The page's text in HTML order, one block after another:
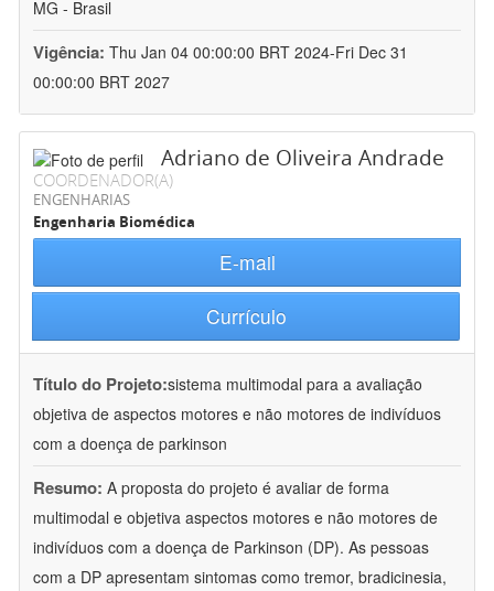
MG - Brasil
Vigência: Thu Jan 04 00:00:00 BRT 2024-Fri Dec 31
00:00:00 BRT 2027
Adriano de Oliveira Andrade
COORDENADOR(A)
ENGENHARIAS
Engenharia Biomédica
E-mail
Currículo
Título do Projeto:sistema multimodal para a avaliação
objetiva de aspectos motores e não motores de indivíduos
com a doença de parkinson
Resumo: A proposta do projeto é avaliar de forma
multimodal e objetiva aspectos motores e não motores de
indivíduos com a doença de Parkinson (DP). As pessoas
com a DP apresentam sintomas como tremor, bradicinesia,